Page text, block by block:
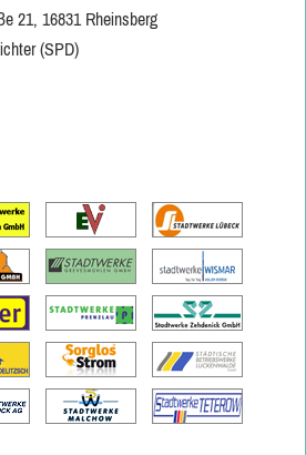
21, 16831 Rheinsberg
(SPD)